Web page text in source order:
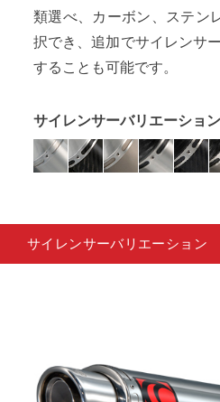
類選べ、カーボン、ステン
択でき、追加でサイレンサ
することも可能です。
サイレンサーバリエーション
サイレンサーバリエーション